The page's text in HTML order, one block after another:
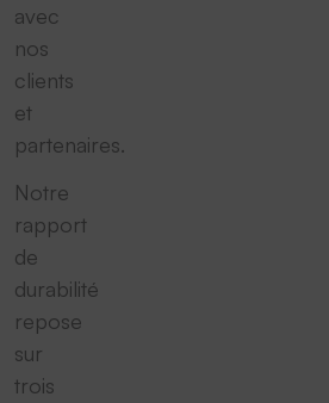
avec
nos
clients
et
partenaires.
Notre
rapport
de
durabilité
repose
sur
trois